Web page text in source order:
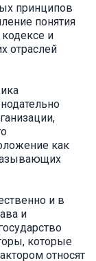
принципов
понятия
и
отраслей
как
и в
и
которые
относят